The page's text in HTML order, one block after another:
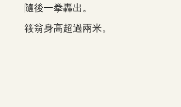
隨後一拳轟出。
筱翁身高超過兩米。